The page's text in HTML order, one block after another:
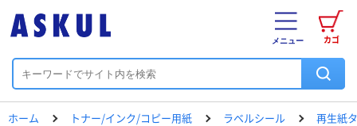
カゴ
メニュー
ホーム トナー/インク/コピー用紙 ラベルシール 再生紙